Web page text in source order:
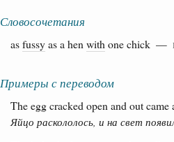
Словосочетания
asfussyas a hen with one chick —
Примеры с переводом
The egg cracked open and out came
Яйцо раскололось, и на свет